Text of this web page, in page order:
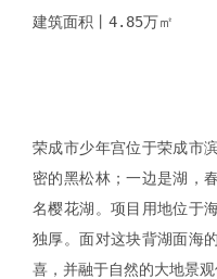
建筑面积丨4.85万㎡
荣成市少年宫位于荣成市
密的黑松林；一边是湖，
名樱花湖。项目用地位于
独厚。面对这块背湖面海
喜，并融于自然的大地景观